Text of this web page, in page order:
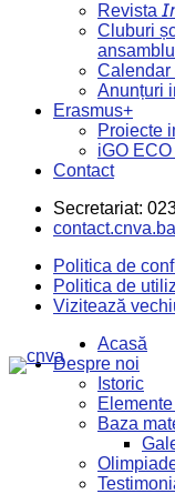
Revista
Cluburi
Calendar
Anunțuri
Erasmus+
Proiecte
iGO
Contact
Secretariat:
Politica de
Politica de
Vizitează
Acasă
Despre noi
Istoric
Baza